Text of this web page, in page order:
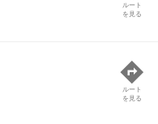
ルート
を見る
ルート
を見る